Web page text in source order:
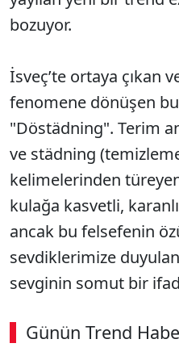
bozuyor.
İsveç’te ortaya çıkan
fenomene dönüşen
"Döstädning". Terim
ve städning
kelimelerinden
kulağa kasvetli,
ancak bu felsefenin
sevdiklerimize
sevginin somut bir
Günün Trend